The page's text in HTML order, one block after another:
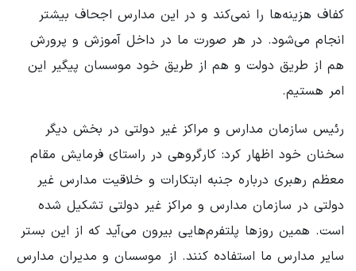
کفاف هزینه‌ها را نمی‌کند و در این مدارس اجحاف بیشتر
انجام می‌شود. در هر صورت ما در داخل آموزش و پرورش
هم از طریق دولت و هم از طریق خود موسسان پیگیر این
امر هستیم.
رئیس سازمان مدارس و مراکز غیر دولتی در بخش دیگر
سخنان خود اظهار کرد: کارگروهی در راستای فرمایش مقام
معظم رهبری درباره جنبه ابتکارات و خلاقیت مدارس غیر
دولتی در سازمان مدارس و مراکز غیر دولتی تشکیل شده
است. همین روزها پلتفرم‌هایی بیرون می‌آید که از این بستر
سایر مدارس ما استفاده کنند. از موسسان و مدیران مدارس